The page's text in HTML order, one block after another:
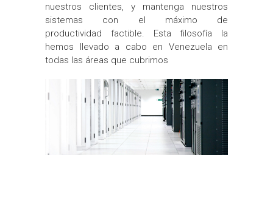
nuestros clientes, y mantenga nuestros
sistemas con el máximo de
productividad factible. Esta filosofía la
hemos llevado a cabo en Venezuela en
todas las áreas que cubrimos